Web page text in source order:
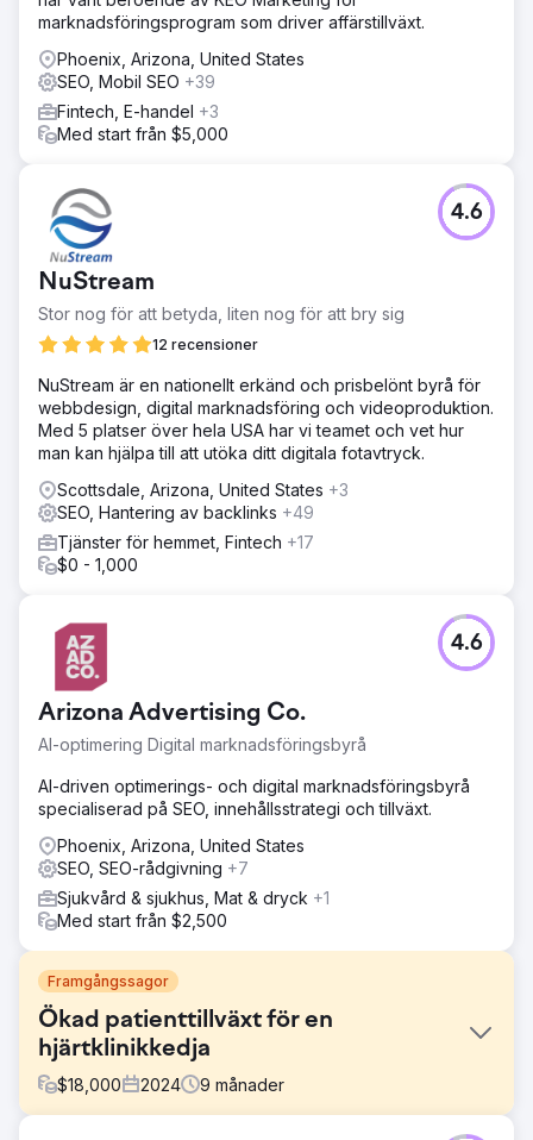
marknadsföringsprogram som driver affärstillväxt.
Phoenix, Arizona, United States
SEO, Mobil SEO +39
Fintech, E-handel +3
Med start från $5,000
NuStream
Stor nog för att betyda, liten nog för att bry sig
12 recensioner
4.6
NuStream är en nationellt erkänd och prisbelönt byrå för
webbdesign, digital marknadsföring och videoproduktion.
Med 5 platser över hela USA har vi teamet och vet hur
man kan hjälpa till att utöka ditt digitala fotavtryck.
Scottsdale, Arizona, United States +3
SEO, Hantering av backlinks +49
Tjänster för hemmet, Fintech +17
$0 - 1,000
Arizona Advertising Co.
AI-optimering Digital marknadsföringsbyrå
4.6
AI-driven optimerings- och digital marknadsföringsbyrå
specialiserad på SEO, innehållsstrategi och tillväxt.
Phoenix, Arizona, United States
SEO, SEO-rådgivning +7
Sjukvård & sjukhus, Mat & dryck +1
Med start från $2,500
Framgångssagor
Ökad patienttillväxt för en
hjärtklinikkedja
$18,000 2024 9 månader